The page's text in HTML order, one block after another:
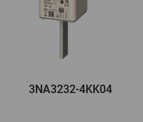
3NA3232-4KK04